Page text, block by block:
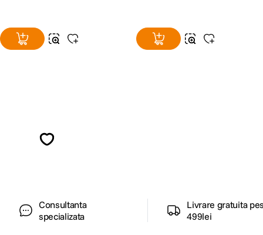
Consultanta
specializata
Livrare gratuita
499lei